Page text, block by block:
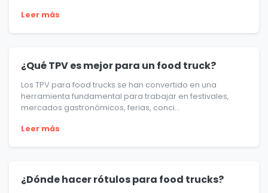
Leer más
¿Qué TPV es mejor para un food truck?
Los TPV para food trucks se han convertido en una
herramienta fundamental para trabajar en festivales,
mercados gastronómicos, ferias, conci...
Leer más
¿Dónde hacer rótulos para food trucks?